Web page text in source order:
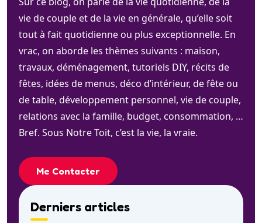
vie de couple et de la vie en générale, qu’elle soit
tout à fait quotidienne ou plus exceptionnelle. En
vrac, on aborde les thèmes suivants : maison,
travaux, déménagement, tutoriels DIY, récits de
fêtes, idées de menus, déco d’intérieur, de fête ou
de table, développement personnel, vie de couple,
relations avec la famille, budget, consommation, …
Bref. Sous Notre Toit, c’est la vie, la vraie.
Me Contacter
Derniers articles